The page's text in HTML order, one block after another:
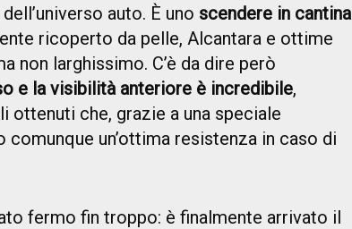
auto. È uno scendere in cantina
ricoperto da pelle, Alcantara e ottime
non larghissimo. C’è da dire però
e la visibilità anteriore è incredibile,
che, grazie a una speciale
comunque un’ottima resistenza in caso di
fermo fin troppo: è finalmente arrivato il